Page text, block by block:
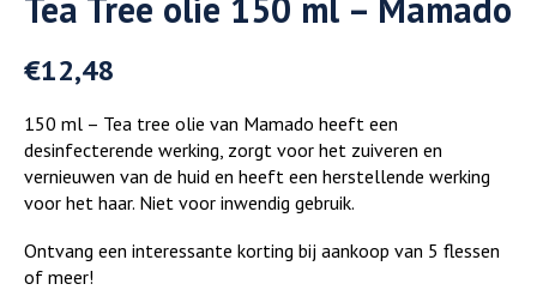
€12,48
150 ml – Tea tree olie van Mamado heeft een
desinfecterende werking, zorgt voor het zuiveren en
vernieuwen van de huid en heeft een herstellende werking
voor het haar. Niet voor inwendig gebruik.
Ontvang een interessante korting bij aankoop van 5 flessen
of meer!